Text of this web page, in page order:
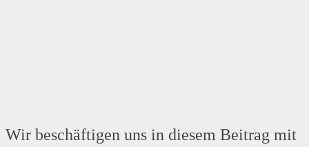
Wir beschäftigen uns in diesem Beitrag mit